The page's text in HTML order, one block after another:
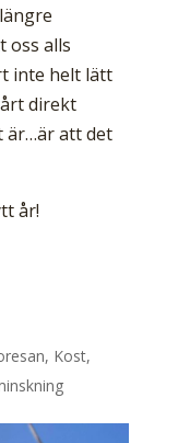
oss alls
inte helt lätt
direkt
är…är att det
år!
, Kost,